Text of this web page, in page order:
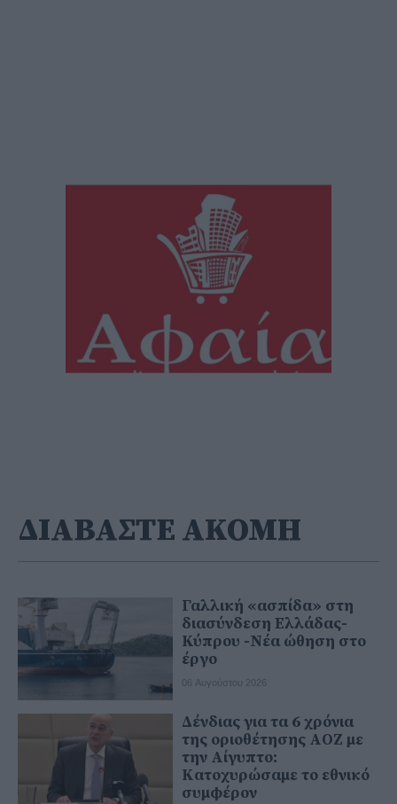
ΔΙΑΒΑΣΤΕ ΑΚΟΜΗ
Γαλλική «ασπίδα» στη
διασύνδεση Ελλάδας-
Κύπρου -Νέα ώθηση στο
έργο
06 Αυγούστου 2026
Δένδιας για τα 6 χρόνια
της οριοθέτησης ΑΟΖ με
την Αίγυπτο:
Κατοχυρώσαμε το εθνικό
συμφέρον